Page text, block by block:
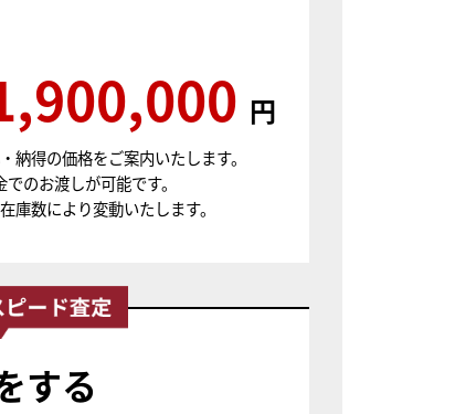
円
納得の価格をご案内いたします。
のお渡しが可能です。
数により変動いたします。
する